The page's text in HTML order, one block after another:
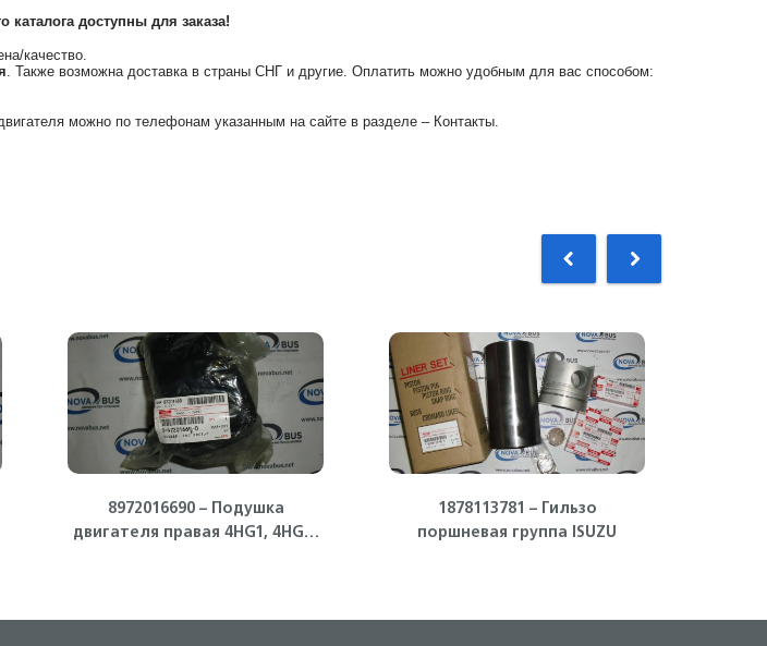
каталога доступны для заказа!
качество.
. Также возможна доставка в страны СНГ и другие. Оплатить можно удобным для вас способом:
можно по телефонам указанным на сайте в разделе – Контакты.
8972016690 – Подушка
двигателя правая 4HG1, 4HG1-
1878113781 – Гильзо
поршневая группа ISUZU